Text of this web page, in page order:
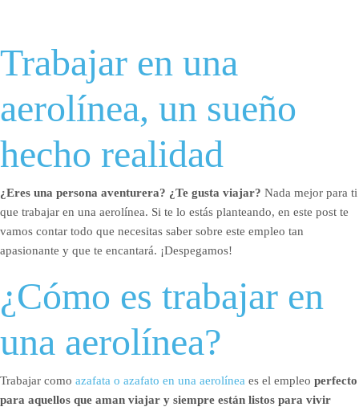
Trabajar en una
aerolínea, un sueño
hecho realidad
¿Eres una persona aventurera? ¿Te gusta viajar? Nada mejor para ti
que trabajar en una aerolínea. Si te lo estás planteando, en este post te
vamos contar todo que necesitas saber sobre este empleo tan
apasionante y que te encantará. ¡Despegamos!
¿Cómo es trabajar en
una aerolínea?
Trabajar como azafata o azafato en una aerolínea es el empleo perfecto
para aquellos que aman viajar y siempre están listos para vivir